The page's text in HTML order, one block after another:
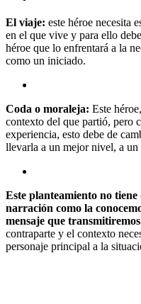
El viaje: este héroe necesita
en el que vive y para ello
héroe que lo enfrentará a la
como un iniciado.
Coda o moraleja: Este
contexto del que partió, pero
experiencia, esto debe de
llevarla a un mejor nivel, a
Este planteamiento no
narración como la
mensaje que
contraparte y el contexto
personaje principal a la